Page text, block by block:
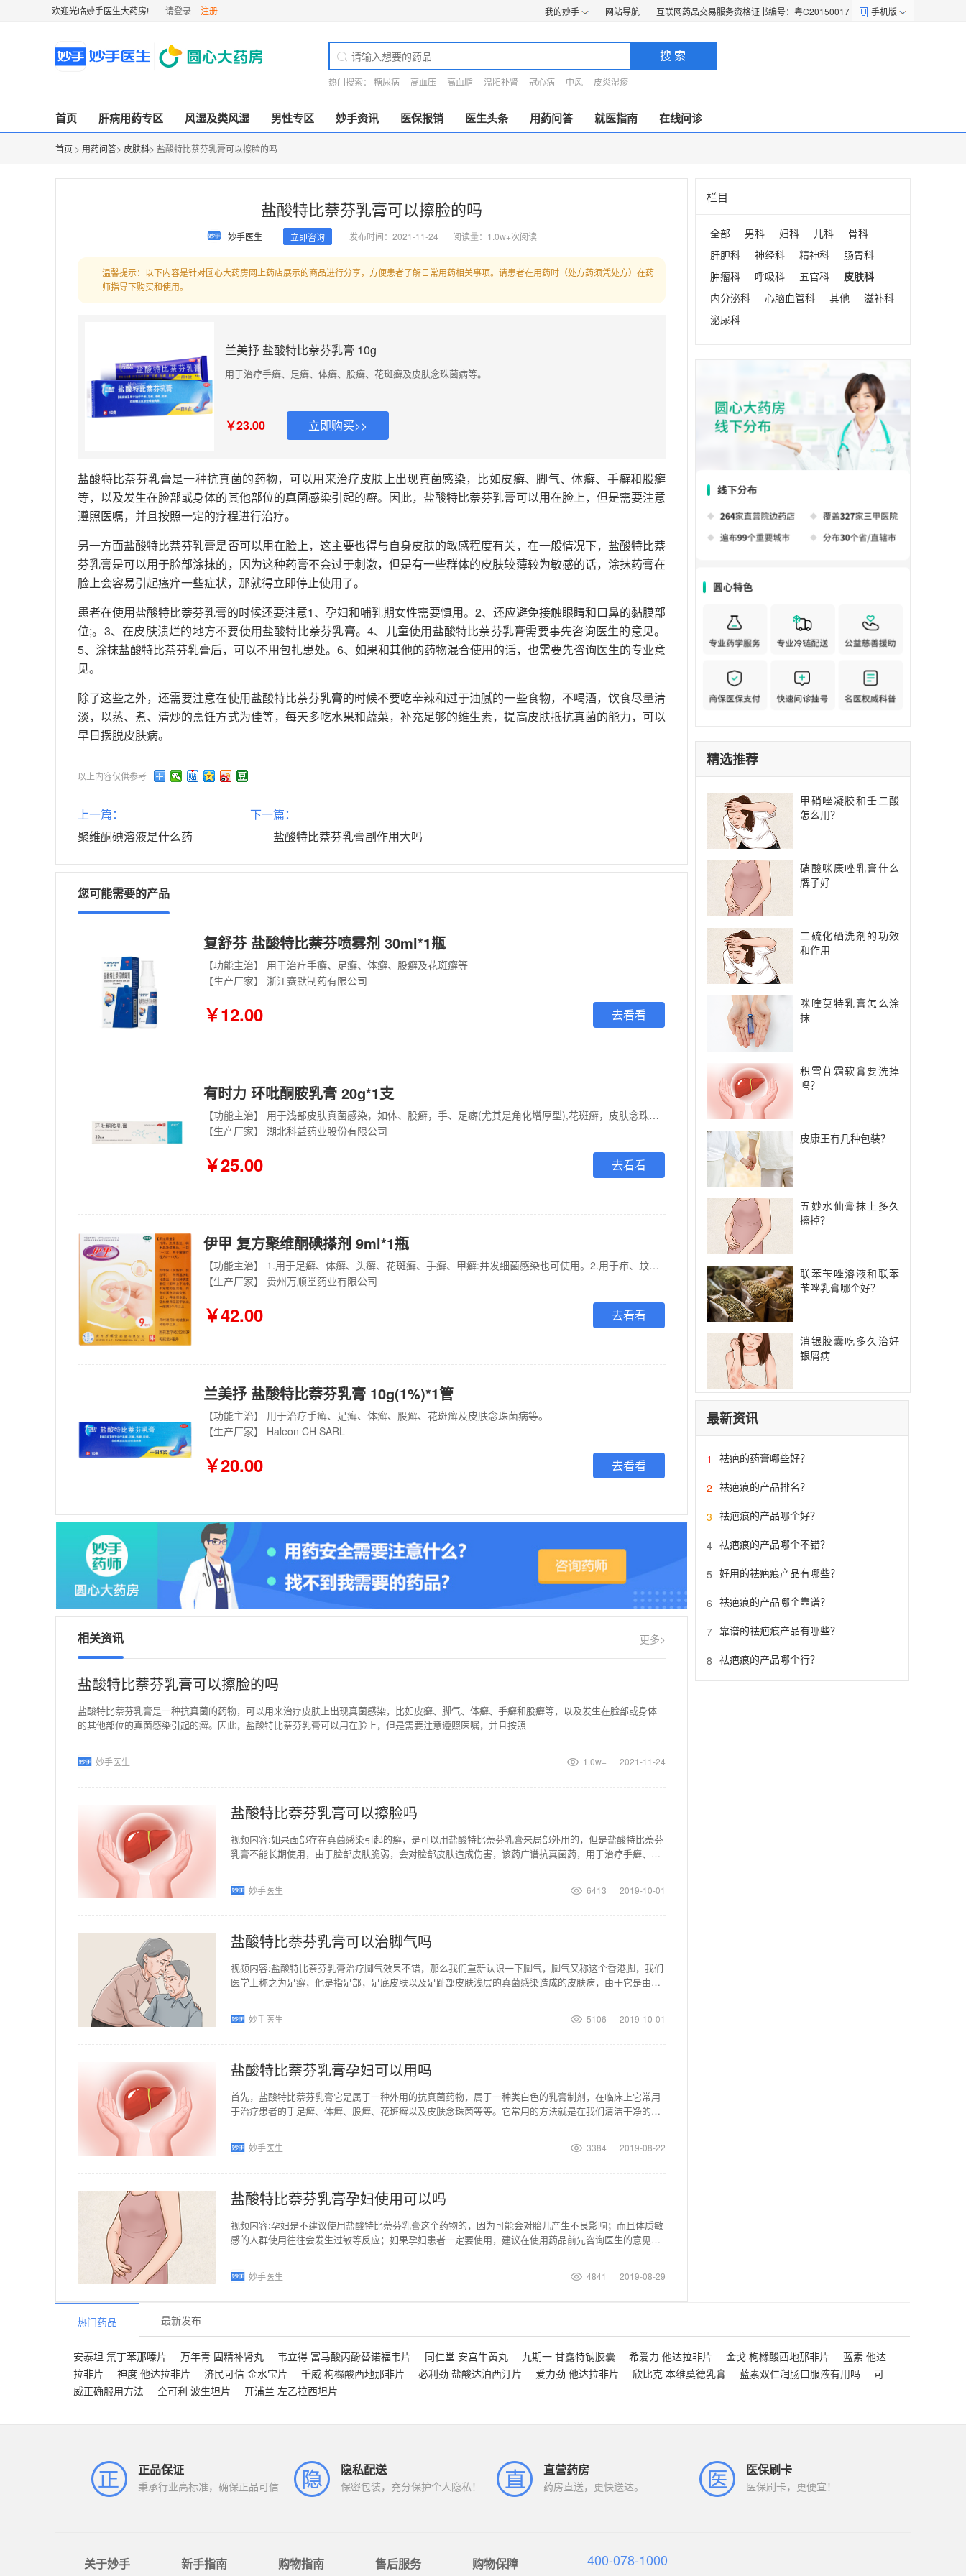
欢迎光临妙手医生大药房! 请登录 注册 我的妙手 网站导航 互联网药品交易服务资格证书编号：粤C20150017 手机版
搜 索
热门搜索： 糖尿病 高血压 高血脂 温阳补肾 冠心病 中风 皮炎湿疹
首页 肝病用药专区 风湿及类风湿 男性专区 妙手资讯 医保报销 医生头条 用药问答 就医指南 在线问诊
首页 > 用药问答> 皮肤科> 盐酸特比萘芬乳膏可以擦脸的吗
盐酸特比萘芬乳膏可以擦脸的吗
妙手医生 立即咨询 发布时间：2021-11-24 阅读量：1.0w+次阅读
温馨提示：以下内容是针对圆心大药房网上药店展示的商品进行分享，方便患者了解日常用药相关事项。请患者在用药时（处方药须凭处方）在药
师指导下购买和使用。
兰美抒 盐酸特比萘芬乳膏 10g
用于治疗手癣、足癣、体癣、股癣、花斑癣及皮肤念珠菌病等。
￥23.00 立即购买>>
盐酸特比萘芬乳膏是一种抗真菌的药物，可以用来治疗皮肤上出现真菌感染，比如皮癣、脚气、体癣、手癣和股癣
等，以及发生在脸部或身体的其他部位的真菌感染引起的癣。因此，盐酸特比萘芬乳膏可以用在脸上，但是需要注意
遵照医嘱，并且按照一定的疗程进行治疗。
另一方面盐酸特比萘芬乳膏是否可以用在脸上，这主要也得与自身皮肤的敏感程度有关，在一般情况下，盐酸特比萘
芬乳膏是可以用于脸部涂抹的，因为这种药膏不会过于刺激，但是有一些群体的皮肤较薄较为敏感的话，涂抹药膏在
脸上会容易引起瘙痒一些症状，那就得立即停止使用了。
患者在使用盐酸特比萘芬乳膏的时候还要注意1、孕妇和哺乳期女性需要慎用。2、还应避免接触眼睛和口鼻的黏膜部
位;。3、在皮肤溃烂的地方不要使用盐酸特比萘芬乳膏。4、儿童使用盐酸特比萘芬乳膏需要事先咨询医生的意见。
5、涂抹盐酸特比萘芬乳膏后，可以不用包扎患处。6、如果和其他的药物混合使用的话，也需要先咨询医生的专业意
见。
除了这些之外，还需要注意在使用盐酸特比萘芬乳膏的时候不要吃辛辣和过于油腻的一些食物，不喝酒，饮食尽量清
淡，以蒸、煮、清炒的烹饪方式为佳等，每天多吃水果和蔬菜，补充足够的维生素，提高皮肤抵抗真菌的能力，可以
早日摆脱皮肤病。
以上内容仅供参考
上一篇：
聚维酮碘溶液是什么药
下一篇：
盐酸特比萘芬乳膏副作用大吗
您可能需要的产品
复舒芬 盐酸特比萘芬喷雾剂 30ml*1瓶
【功能主治】 用于治疗手癣、足癣、体癣、股癣及花斑癣等
【生产厂家】 浙江赛默制药有限公司
￥12.00 去看看
有时力 环吡酮胺乳膏 20g*1支
【功能主治】 用于浅部皮肤真菌感染，如体、股癣，手、足癖(尤其是角化增厚型),花斑癣，皮肤念珠菌病，也适用于 甲癣。
【生产厂家】 湖北科益药业股份有限公司
￥25.00 去看看
伊甲 复方聚维酮碘搽剂 9ml*1瓶
【功能主治】 1.用于足癣、体癣、头癣、花斑癣、手癣、甲癣:并发细菌感染也可使用。2.用于疖、蚊虫叮咬、手足多汗症。
【生产厂家】 贵州万顺堂药业有限公司
￥42.00 去看看
兰美抒 盐酸特比萘芬乳膏 10g(1%)*1管
【功能主治】 用于治疗手癣、足癣、体癣、股癣、花斑癣及皮肤念珠菌病等。
【生产厂家】 Haleon CH SARL
￥20.00 去看看
相关资讯 更多>
盐酸特比萘芬乳膏可以擦脸的吗
盐酸特比萘芬乳膏是一种抗真菌的药物，可以用来治疗皮肤上出现真菌感染，比如皮癣、脚气、体癣、手癣和股癣等，以及发生在脸部或身体
的其他部位的真菌感染引起的癣。因此，盐酸特比萘芬乳膏可以用在脸上，但是需要注意遵照医嘱，并且按照
妙手医生 1.0w+ 2021-11-24
盐酸特比萘芬乳膏可以擦脸吗
视频内容:如果面部存在真菌感染引起的癣，是可以用盐酸特比萘芬乳膏来局部外用的，但是盐酸特比萘芬
乳膏不能长期使用，由于脸部皮肤脆弱，会对脸部皮肤造成伤害，该药广谱抗真菌药，用于治疗手癣、足
妙手医生 6413 2019-10-01
盐酸特比萘芬乳膏可以治脚气吗
视频内容:盐酸特比萘芬乳膏治疗脚气效果不错，那么我们重新认识一下脚气，脚气又称这个香港脚，我们
医学上称之为足癣，他是指足部，足底皮肤以及足趾部皮肤浅层的真菌感染造成的皮肤病，由于它是由真
妙手医生 5106 2019-10-01
盐酸特比萘芬乳膏孕妇可以用吗
首先，盐酸特比萘芬乳膏它是属于一种外用的抗真菌药物，属于一种类白色的乳膏制剂，在临床上它常用
于治疗患者的手足癣、体癣、股癣、花斑癣以及皮肤念珠菌等等。它常用的方法就是在我们清洁干净的干
妙手医生 3384 2019-08-22
盐酸特比萘芬乳膏孕妇使用可以吗
视频内容:孕妇是不建议使用盐酸特比萘芬乳膏这个药物的，因为可能会对胎儿产生不良影响；而且体质敏
感的人群使用往往会发生过敏等反应；如果孕妇患者一定要使用，建议在使用药品前先咨询医生的意见，
妙手医生 4841 2019-08-29
栏目
全部 男科 妇科 儿科
骨科
肝胆科
神经科 精神科
肠胃科
肿瘤科
呼吸科 五官科
皮肤科
内分泌科
心脑血管科 其他
滋补科
泌尿科
精选推荐
甲硝唑凝胶和壬二酸
怎么用？
硝酸咪康唑乳膏什么
牌子好
二硫化硒洗剂的功效
和作用
咪喹莫特乳膏怎么涂
抹
积雪苷霜软膏要洗掉
吗？
皮康王有几种包装？
五妙水仙膏抹上多久
擦掉？
联苯苄唑溶液和联苯
苄唑乳膏哪个好？
消银胶囊吃多久治好
银屑病
最新资讯
1 祛疤的药膏哪些好？
2 祛疤痕的产品排名？
3 祛疤痕的产品哪个好？
4 祛疤痕的产品哪个不错？
5 好用的祛疤痕产品有哪些？
6 祛疤痕的产品哪个靠谱？
7 靠谱的祛疤痕产品有哪些？
8 祛疤痕的产品哪个行？
热门药品 最新发布
安泰坦 氘丁苯那嗪片 万年青 固精补肾丸 韦立得 富马酸丙酚替诺福韦片 同仁堂 安宫牛黄丸 九期一 甘露特钠胶囊 希爱力 他达拉非片 金戈 枸橼酸西地那非片
蓝素 他达
拉非片
神度 他达拉非片 济民可信 金水宝片 千威 枸橼酸西地那非片 必利劲 盐酸达泊西汀片 爱力劲 他达拉非片 欣比克 本维莫德乳膏 蓝素双仁润肠口服液有用吗
可
威正确服用方法
全可利 波生坦片 开浦兰 左乙拉西坦片
正品保证
秉承行业高标准，确保正品可信
隐私配送
保密包装，充分保护个人隐私！
直营药房
药房直送，更快送达。
医保刷卡
医保刷卡，更便宜！
关于妙手 新手指南 购物指南 售后服务 购物保障 400-078-1000